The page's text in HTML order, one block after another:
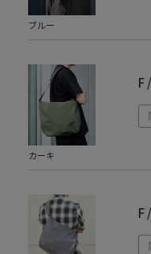
ブルー
カーキ
F
F